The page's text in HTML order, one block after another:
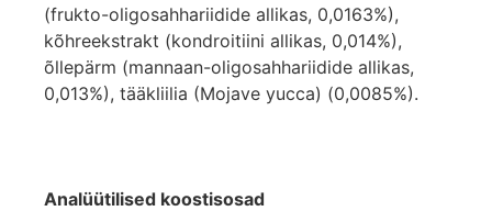
(frukto-oligosahhariidide allikas, 0,0163%),
kõhreekstrakt (kondroitiini allikas, 0,014%),
õllepärm (mannaan-oligosahhariidide allikas,
0,013%), tääkliilia (Mojave yucca) (0,0085%).
Analüütilised koostisosad